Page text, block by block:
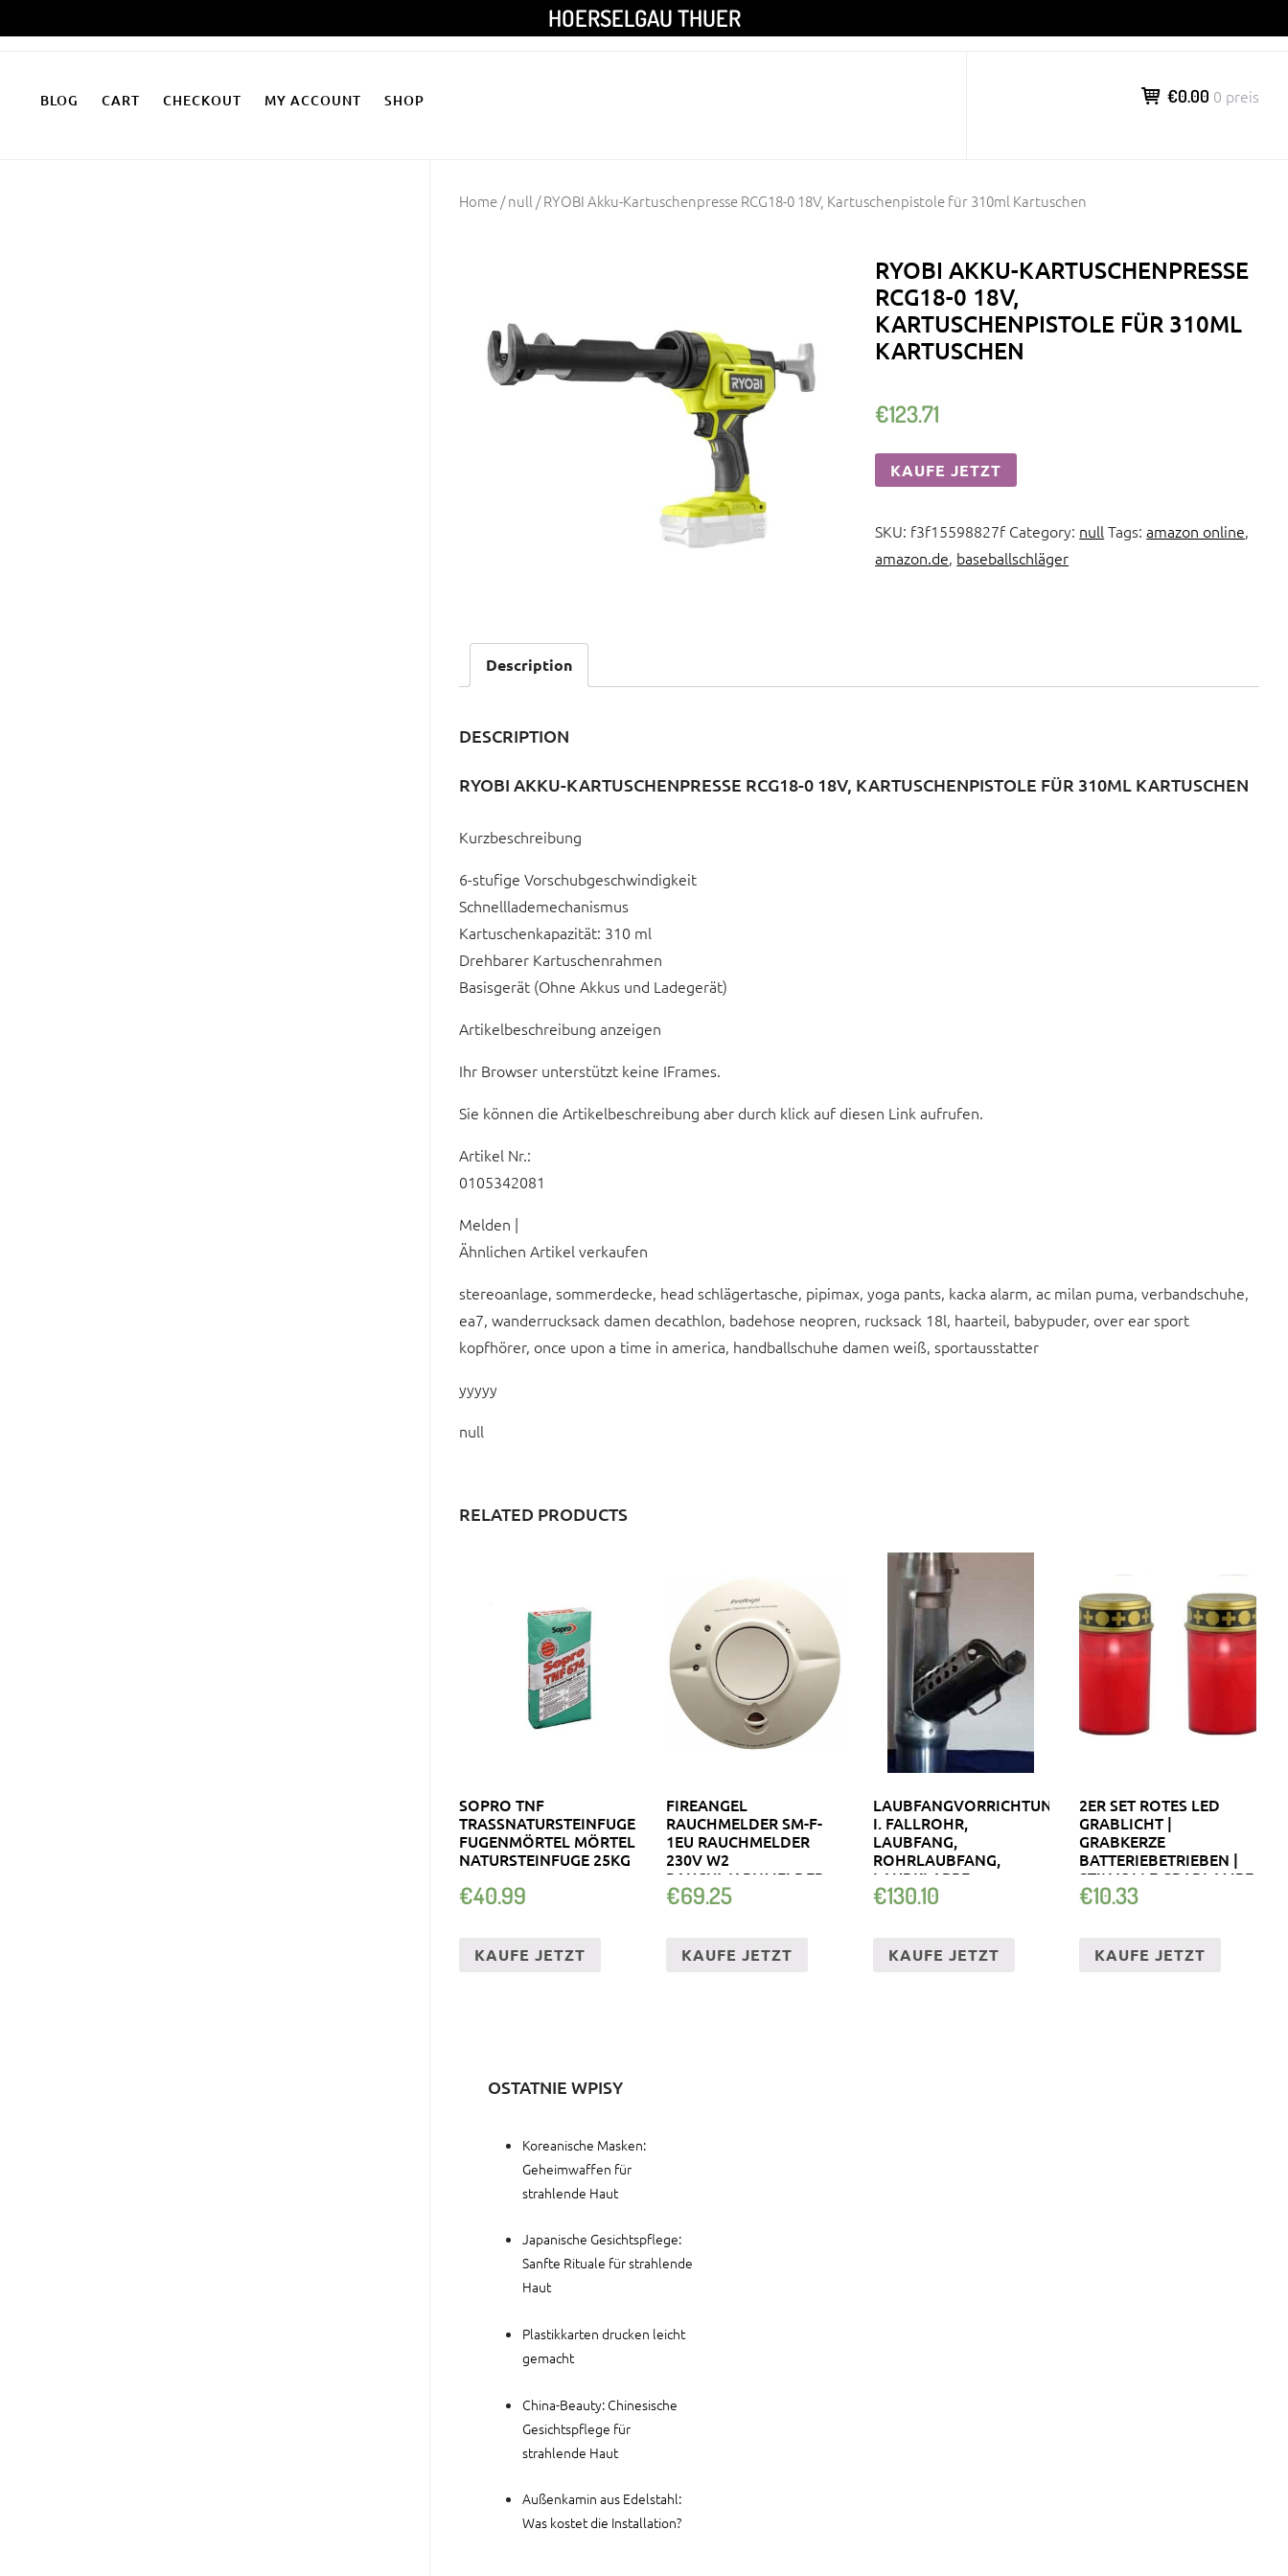
Inhalt
HOERSELGAU THUER
BLOG CART CHECKOUT MY ACCOUNT SHOP €0.00 0 preis
Home/null / RYOBI Akku-Kartuschenpresse RCG18-0 18V, Kartuschenpistole für 310ml Kartuschen
RYOBI AKKU-KARTUSCHENPRESSE
RCG18-0 18V,
KARTUSCHENPISTOLE FÜR 310ML
KARTUSCHEN
€123.71
KAUFE JETZT
SKU: f3f15598827f Category: nullTags:amazon online,
amazon.de, baseballschläger
Description
DESCRIPTION
RYOBI AKKU-KARTUSCHENPRESSE RCG18-0 18V, KARTUSCHENPISTOLE FÜR 310ML KARTUSCHEN
Kurzbeschreibung
6-stufige Vorschubgeschwindigkeit
Schnelllademechanismus
Kartuschenkapazität: 310 ml
Drehbarer Kartuschenrahmen
Basisgerät (Ohne Akkus und Ladegerät)
Artikelbeschreibung anzeigen
Ihr Browser unterstützt keine IFrames.
Sie können die Artikelbeschreibung aber durch klick auf diesen Link aufrufen.
Artikel Nr.:
0105342081
Melden |
Ähnlichen Artikel verkaufen
stereoanlage, sommerdecke, head schlägertasche, pipimax, yoga pants, kacka alarm, ac milan puma, verbandschuhe,
ea7, wanderrucksack damen decathlon, badehose neopren, rucksack 18l, haarteil, babypuder, over ear sport
kopfhörer, once upon a time in america, handballschuhe damen weiß, sportausstatter
yyyyy
null
RELATED PRODUCTS
SOPRO TNF
TRASSNATURSTEINFUGE
FUGENMÖRTEL MÖRTEL
NATURSTEINFUGE 25KG
€40.99
KAUFE JETZT
FIREANGEL
RAUCHMELDER SM-F-
1EU RAUCHMELDER
230V W2
RAUCHWARNMELDER
KABEL
€69.25
KAUFE JETZT
LAUBFANGVORRICHTUNG
I. FALLROHR,
LAUBFANG,
ROHRLAUBFANG,
LAUBKLAPPE
€130.10
KAUFE JETZT
2ER SET ROTES LED
GRABLICHT |
GRABKERZE
BATTERIEBETRIEBEN |
STILVOLLE GRABLAMPE
€10.33
KAUFE JETZT
OSTATNIE WPISY
Koreanische Masken:
Geheimwaffen für
strahlende Haut
Japanische Gesichtspflege:
Sanfte Rituale für strahlende
Haut
Plastikkarten drucken leicht
gemacht
China-Beauty: Chinesische
Gesichtspflege für
strahlende Haut
Außenkamin aus Edelstahl:
Was kostet die Installation?